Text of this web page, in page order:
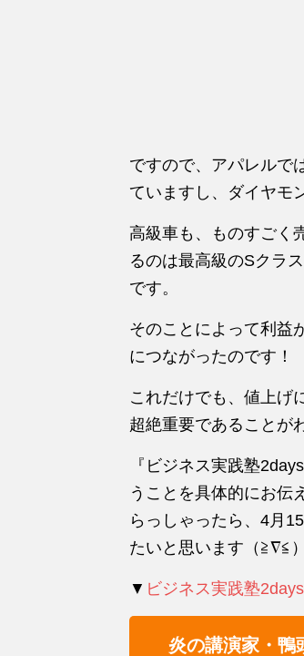
ですので、アパレルで
ていますし、ダイヤモ
高級車も、ものすごく
るのは最高級のSクラ
です。
そのことによって利益
につながったのです！
これだけでも、値上げ
超絶重要であることが
『ビジネス実践塾
うことを具体的にお伝
らっしゃったら、4月
たいと思います（≧∇≦）
▼ ビジネス実践塾2days
炎の講演家・鴨